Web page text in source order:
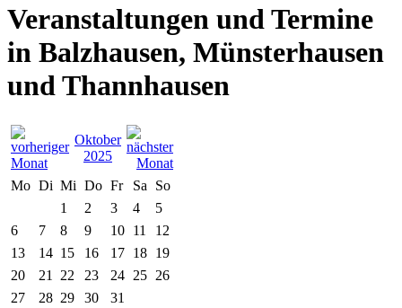
Veranstaltungen und Termine
in Balzhausen, Münsterhausen
und Thannhausen
Oktober
2025
Mo Di Mi Do Fr Sa
So
1
2 3 4
5
6
7 8 9 10 11
12
13
14 15 16 17 18 19
20
21 22 23 24 25 26
27
28 29 30
31